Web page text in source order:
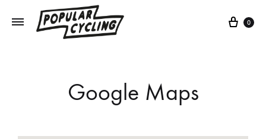
0
Google Maps